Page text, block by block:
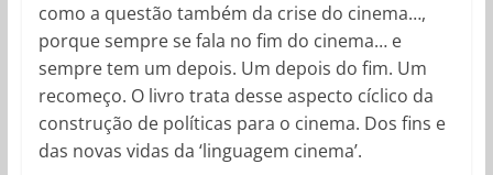
como a questão também da crise do cinema…,
porque sempre se fala no fim do cinema… e
sempre tem um depois. Um depois do fim. Um
recomeço. O livro trata desse aspecto cíclico da
construção de políticas para o cinema. Dos fins e
das novas vidas da ‘linguagem cinema’.